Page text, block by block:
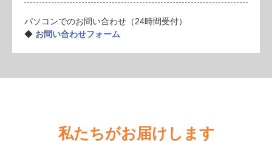
パソコンでのお問い合わせ（24時間受付）
◆ お問い合わせフォーム
私たちがお届けします